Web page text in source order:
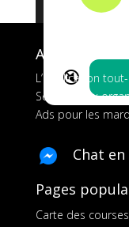
🔇
A propos de
L’application
Services aux
Ads pour les
Chat
Pages
Carte des courses